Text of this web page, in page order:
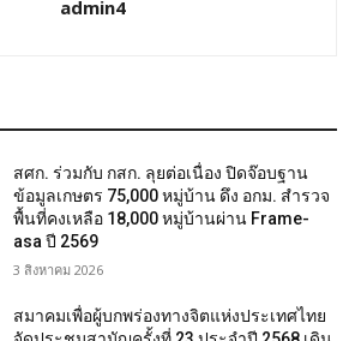
admin4
สศก. ร่วมกับ กสก. ลุยต่อเนื่อง ปิดจ๊อบฐาน
ข้อมูลเกษตร 75,000 หมู่บ้าน ดึง อกม. สำรวจ
พื้นที่คงเหลือ 18,000 หมู่บ้านผ่าน Frame-
asa ปี 2569
3 สิงหาคม 2026
สมาคมเพื่อผู้บกพร่องทางจิตแห่งประเทศไทย